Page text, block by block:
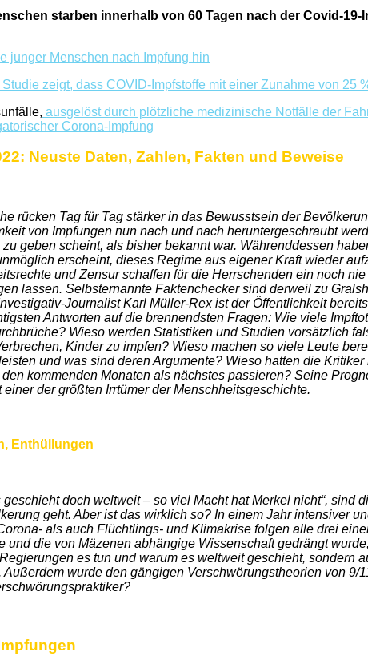
starben innerhalb von 60 Tagen nach der Covid-19-
junger Menschen nach Impfung hin
zeigt, dass COVID-Impfstoffe mit einer Zunahme von
ausgelöst durch plötzliche medizinische Notfälle der
Corona-Impfung
Neuste Daten, Zahlen, Fakten und Beweise
rücken Tag für Tag stärker in das Bewusstsein der
von Impfungen nun nach und nach heruntergeschraubt
geben scheint, als bisher bekannt war. Währenddessen
erscheint, dieses Regime aus eigener Kraft wieder
und Zensur schaffen für die Herrschenden ein noch
lassen. Selbsternannte Faktenchecker sind derweil zu
Journalist Karl Müller-Rex ist der Öffentlichkeit
Antworten auf die brennendsten Fragen: Wie viele
Wieso werden Statistiken und Studien vorsätzlich
Kinder zu impfen? Wieso machen so viele Leute
und was sind deren Argumente? Wieso hatten die
kommenden Monaten als nächstes passieren? Seine
der größten Irrtümer der Menschheitsgeschichte.
Enthüllungen
doch weltweit – so viel Macht hat Merkel nicht“,
geht. Aber ist das wirklich so? In einem Jahr intensiver
als auch Flüchtlings- und Klimakrise folgen alle drei
die von Mäzenen abhängige Wissenschaft gedrängt
es tun und warum es weltweit geschieht, sondern
wurde den gängigen Verschwörungstheorien von